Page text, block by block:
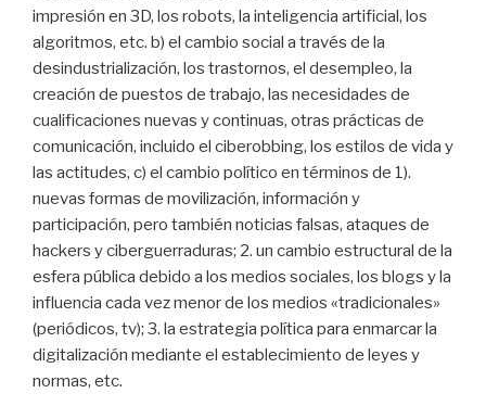
impresión en 3D, los robots, la inteligencia artificial, los
algoritmos, etc. b) el cambio social a través de la
desindustrialización, los trastornos, el desempleo, la
creación de puestos de trabajo, las necesidades de
cualificaciones nuevas y continuas, otras prácticas de
comunicación, incluido el ciberobbing, los estilos de vida y
las actitudes, c) el cambio político en términos de 1).
nuevas formas de movilización, información y
participación, pero también noticias falsas, ataques de
hackers y ciberguerraduras; 2. un cambio estructural de la
esfera pública debido a los medios sociales, los blogs y la
influencia cada vez menor de los medios «tradicionales»
(periódicos, tv); 3. la estrategia política para enmarcar la
digitalización mediante el establecimiento de leyes y
normas, etc.